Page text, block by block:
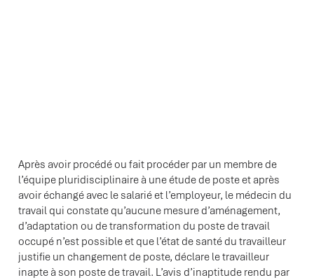
Après avoir procédé ou fait procéder par un membre de
l’équipe pluridisciplinaire à une étude de poste et après
avoir échangé avec le salarié et l’employeur, le médecin du
travail qui constate qu’aucune mesure d’aménagement,
d’adaptation ou de transformation du poste de travail
occupé n’est possible et que l’état de santé du travailleur
justifie un changement de poste, déclare le travailleur
inapte à son poste de travail. L’avis d’inaptitude rendu par